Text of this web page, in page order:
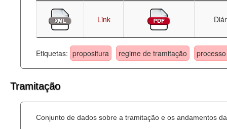
Link
Etiquetas: propositura regime de tramitação
Tramitação
Conjunto de dados sobre a tramitação e os andamentos